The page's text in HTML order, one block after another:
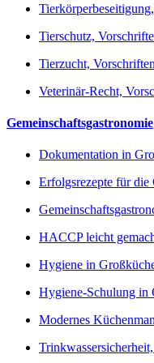
Tierschutz,
Tierzucht, Vorschriften
Veterinär-Recht,
Gemeinschaftsgastronomie
Dokumentation in
Erfolgsrezepte für die
HACCP leicht
Hygiene in
Hygiene-Schulung in
Modernes